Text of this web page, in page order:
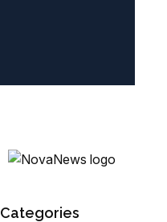
Categories